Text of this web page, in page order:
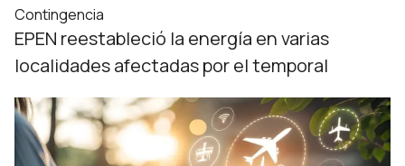
Contingencia
EPEN reestableció la energía en varias
localidades afectadas por el temporal